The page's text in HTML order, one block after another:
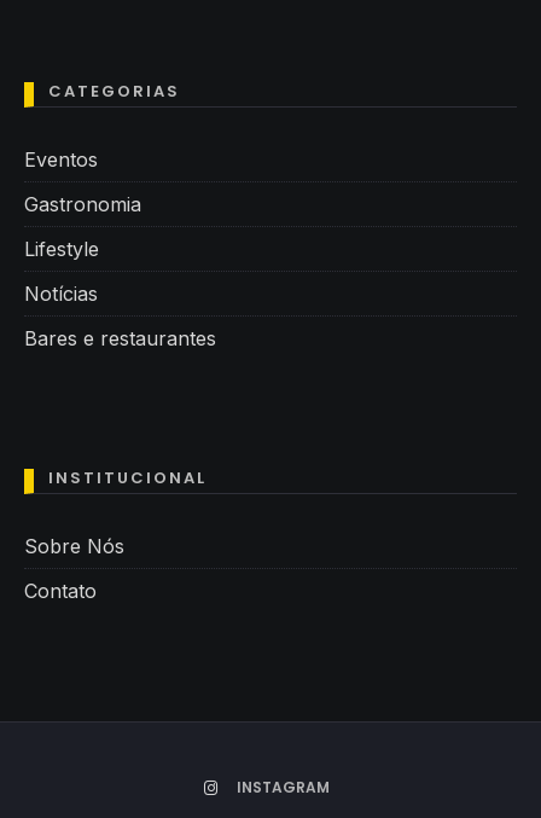
CATEGORIAS
Eventos
Gastronomia
Lifestyle
Notícias
Bares e restaurantes
INSTITUCIONAL
Sobre Nós
Contato
INSTAGRAM